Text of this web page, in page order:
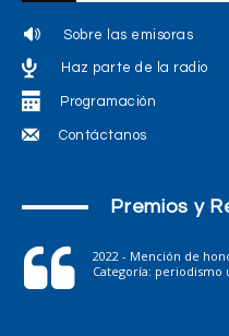
Sobre las emisoras
Haz parte de la radio
Programación
Contáctanos
Premios y
2022 - Mención de
Categoría: periodismo